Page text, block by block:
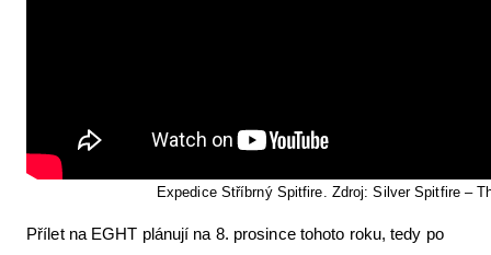
Expedice Stříbrný Spitfire. Zdroj: Silver Spitfire –
Přílet na EGHT plánují na 8. prosince tohoto roku, tedy po